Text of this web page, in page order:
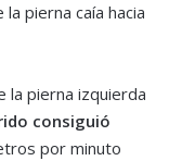
pierna caía hacia
la pierna izquierda
consiguió
por minuto